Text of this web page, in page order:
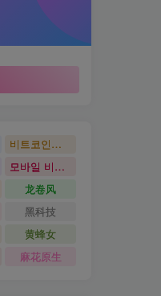
비트코인카지노
모바일 비트 코인 카지노
龙卷风
黑科技
黄蜂女
麻花原生